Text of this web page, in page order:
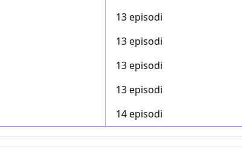
13 episodi
13 episodi
13 episodi
13 episodi
14 episodi